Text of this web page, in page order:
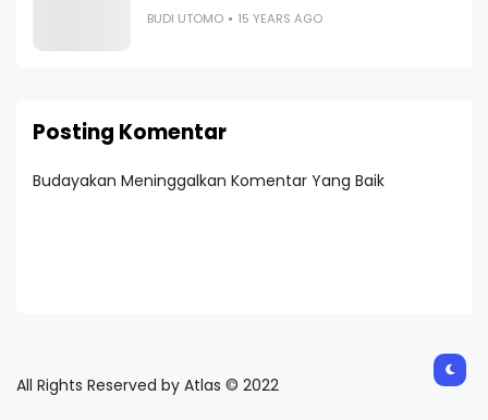
BUDI UTOMO 15 YEARS AGO
Posting Komentar
Budayakan Meninggalkan Komentar Yang Baik
All Rights Reserved by Atlas © 2022